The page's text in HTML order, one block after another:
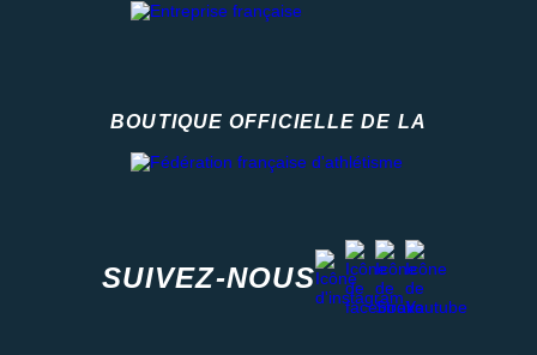
BOUTIQUE OFFICIELLE DE LA
SUIVEZ-NOUS
instagram
facebook
stravayoutube